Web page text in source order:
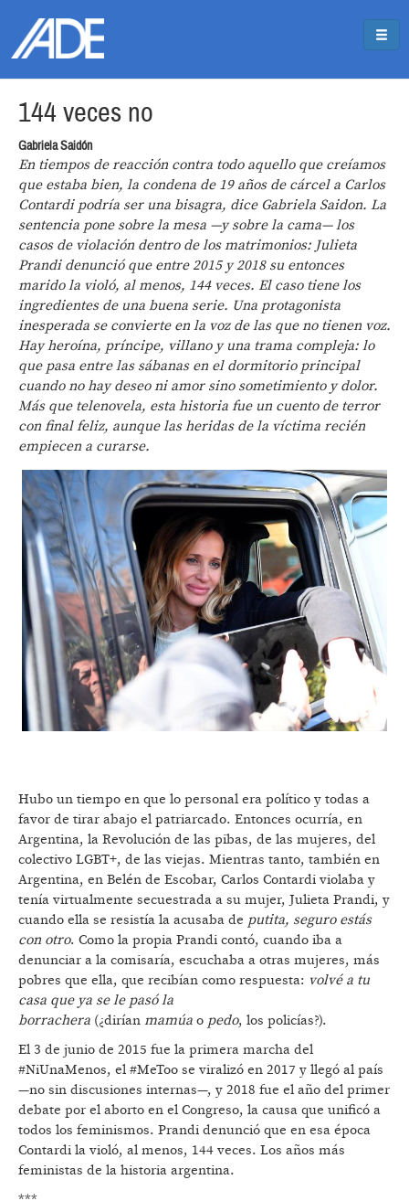
144 veces no
Gabriela Saidón
En tiempos de reacción contra todo aquello que creíamos
que estaba bien, la condena de 19 años de cárcel a Carlos
Contardi podría ser una bisagra, dice Gabriela Saidon. La
sentencia pone sobre la mesa —y sobre la cama— los
casos de violación dentro de los matrimonios: Julieta
Prandi denunció que entre 2015 y 2018 su entonces
marido la violó, al menos, 144 veces. El caso tiene los
ingredientes de una buena serie. Una protagonista
inesperada se convierte en la voz de las que no tienen voz.
Hay heroína, príncipe, villano y una trama compleja: lo
que pasa entre las sábanas en el dormitorio principal
cuando no hay deseo ni amor sino sometimiento y dolor.
Más que telenovela, esta historia fue un cuento de terror
con final feliz, aunque las heridas de la víctima recién
empiecen a curarse.
Hubo un tiempo en que lo personal era político y todas a
favor de tirar abajo el patriarcado. Entonces ocurría, en
Argentina, la Revolución de las pibas, de las mujeres, del
colectivo LGBT+, de las viejas. Mientras tanto, también en
Argentina, en Belén de Escobar, Carlos Contardi violaba y
tenía virtualmente secuestrada a su mujer, Julieta Prandi, y
cuando ella se resistía la acusaba de putita, seguro estás
con otro. Como la propia Prandi contó, cuando iba a
denunciar a la comisaría, escuchaba a otras mujeres, más
pobres que ella, que recibían como respuesta: volvé a tu
casa que ya se le pasó la
borrachera (¿dirían mamúa o pedo, los policías?).
El 3 de junio de 2015 fue la primera marcha del
#NiUnaMenos, el #MeToo se viralizó en 2017 y llegó al país
—no sin discusiones internas—, y 2018 fue el año del primer
debate por el aborto en el Congreso, la causa que unificó a
todos los feminismos. Prandi denunció que en esa época
Contardi la violó, al menos, 144 veces. Los años más
feministas de la historia argentina.